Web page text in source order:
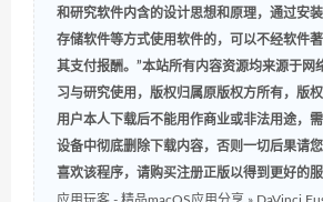
和研究软件内含的设计思想和原理，通过安
存储软件等方式使用软件的，可以不经软件
其支付报酬。”本站所有内容资源均来源于网
习与研究使用，版权归属原版权方所有，版权
用户本人下载后不能用作商业或非法用途，
设备中彻底删除下载内容，否则一切后果请
喜欢该程序，请购买注册正版以得到更好的服